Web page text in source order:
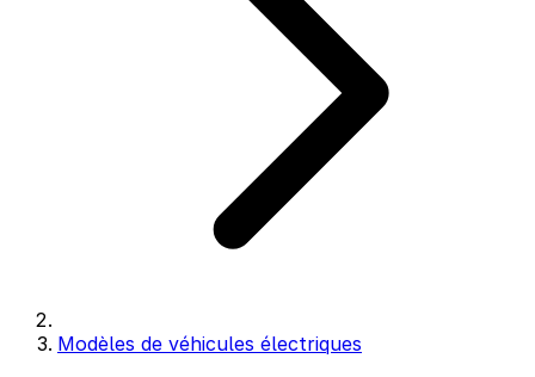
Modèles de véhicules électriques